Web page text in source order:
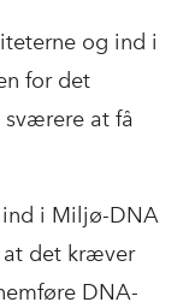
og ind i
for det
at få
ind i Miljø-DNA
at det kræver
DNA-